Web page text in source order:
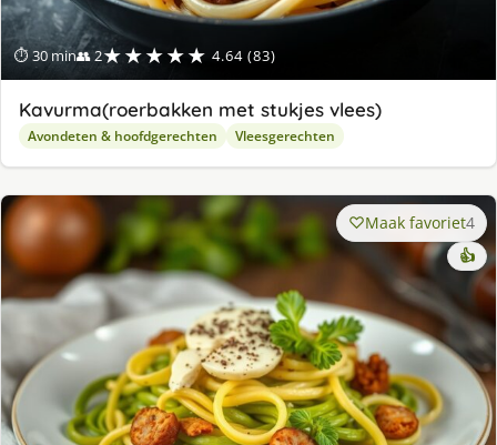
⏱ 30 min👥 2★★★★★ 4.64 (83)
Kavurma(roerbakken met stukjes vlees)
Avondeten & hoofdgerechten Vleesgerechten
Maak favoriet4
👍